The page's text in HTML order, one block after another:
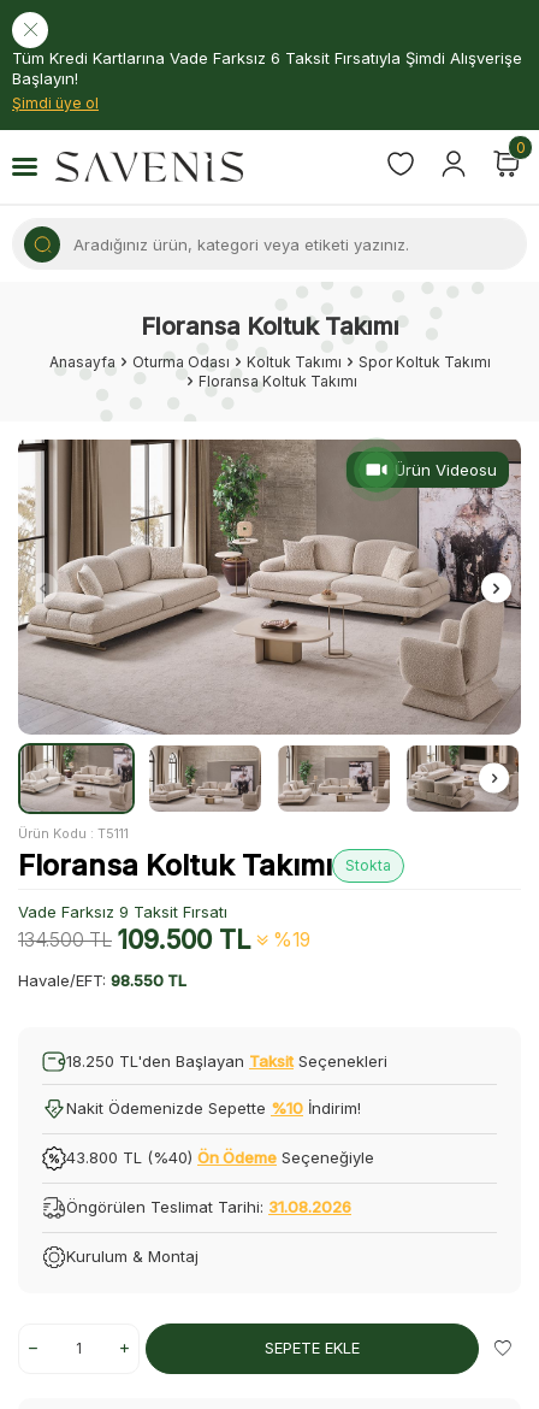
Tüm Kredi Kartlarına Vade Farksız 6 Taksit Fırsatıyla Şimdi Alışverişe
Başlayın!
Şimdi üye ol
0
Floransa Koltuk Takımı
Anasayfa Oturma Odası Koltuk Takımı
Spor Koltuk Takımı
Floransa Koltuk Takımı
Ürün Videosu
Ürün Kodu : T5111
Floransa Koltuk Takımı Stokta
Vade Farksız 9 Taksit Fırsatı
134.500TL 109.500TL %19
Havale/EFT: 98.550 TL
18.250 TL'den Başlayan Taksit Seçenekleri
Nakit Ödemenizde Sepette %10 İndirim!
43.800 TL (%40) Ön Ödeme Seçeneğiyle
Öngörülen Teslimat Tarihi: 31.08.2026
Kurulum & Montaj
SEPETE EKLE